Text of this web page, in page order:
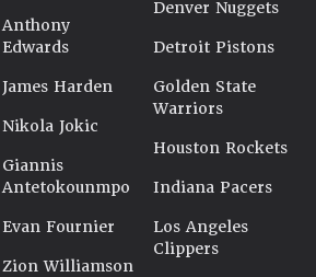
Anthony
Edwards
James Harden
Nikola Jokic
Giannis
Antetokounmpo
Evan Fournier
Zion Williamson
Denver Nuggets
Detroit Pistons
Golden State
Warriors
Houston Rockets
Indiana Pacers
Los Angeles
Clippers